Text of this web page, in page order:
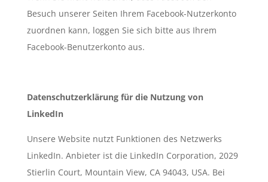
Besuch unserer Seiten Ihrem Facebook-Nutzerkonto
zuordnen kann, loggen Sie sich bitte aus Ihrem
Facebook-Benutzerkonto aus.
Datenschutzerklärung für die Nutzung von
LinkedIn
Unsere Website nutzt Funktionen des Netzwerks
LinkedIn. Anbieter ist die LinkedIn Corporation, 2029
Stierlin Court, Mountain View, CA 94043, USA. Bei